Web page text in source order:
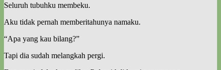
Seluruh tubuhku membeku.
Aku tidak pernah memberitahunya namaku.
“Apa yang kau bilang?”
Tapi dia sudah melangkah pergi.